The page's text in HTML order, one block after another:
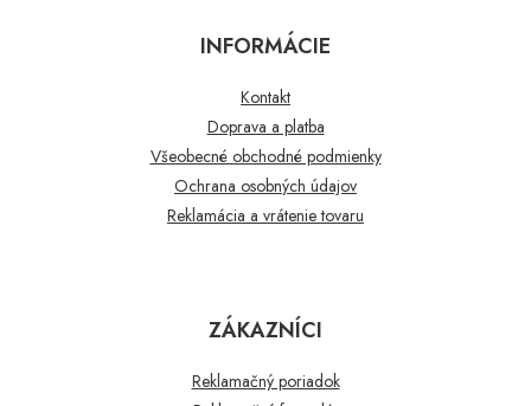
INFORMÁCIE
Kontakt
Doprava a platba
Všeobecné obchodné podmienky
Ochrana osobných údajov
Reklamácia a vrátenie tovaru
ZÁKAZNÍCI
Reklamačný poriadok